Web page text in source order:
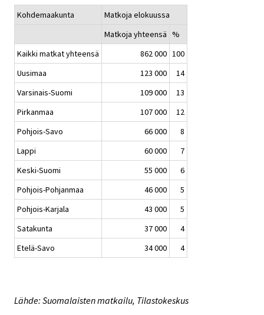
Kohdemaakunta
Matkoja elokuussa
Matkoja yhteensä %
Kaikki matkat yhteensä
862 000 100
Uusimaa
123 000
14
Varsinais-Suomi
109 000
13
Pirkanmaa
107 000
12
Pohjois-Savo
66 000
8
Lappi
60 000
7
Keski-Suomi
55 000
6
Pohjois-Pohjanmaa
46 000
5
Pohjois-Karjala
43 000
5
Satakunta
37 000
4
Etelä-Savo
34 000 4
Lähde: Suomalaisten matkailu, Tilastokeskus